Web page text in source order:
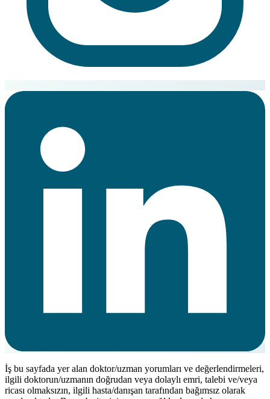
İş bu sayfada yer alan doktor/uzman yorumları ve değerlendirmeleri,
ilgili doktorun/uzmanın doğrudan veya dolaylı emri, talebi ve/veya
ricası olmaksızın, ilgili hasta/danışan tarafından bağımsız olarak